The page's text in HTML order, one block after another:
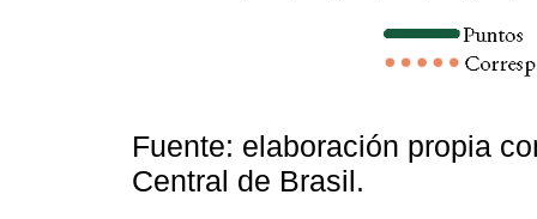
Fuente: elaboración propia
Central de Brasil.